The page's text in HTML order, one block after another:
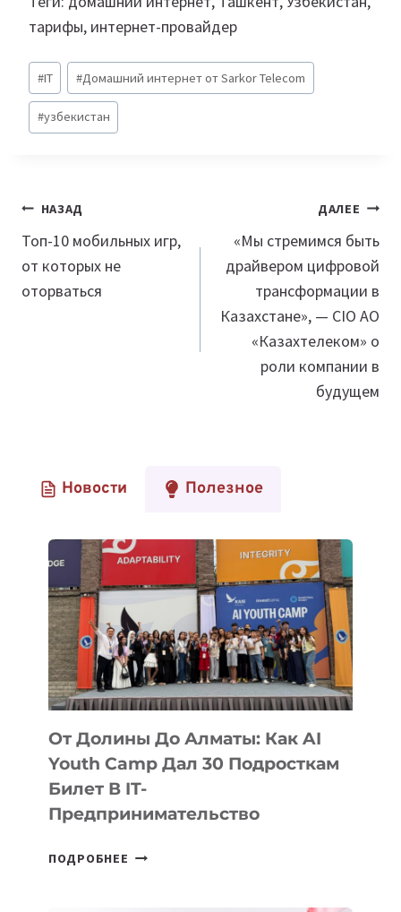
тарифы, интернет-провайдер
Метки
записи:
#IT #Домашний интернет от Sarkor Telecom
#узбекистан
Навигация
по
записям
НАЗАД
Топ-10 мобильных игр,
от которых не
оторваться
ДАЛЕЕ
«Мы стремимся быть
драйвером цифровой
трансформации в
Казахстане», — CIO АО
«Казахтелеком» о
роли компании в
будущем
Новости Полезное
От Долины До Алматы: Как AI
Youth Camp Дал 30 Подросткам
Билет В IT-
Предпринимательство
ПОДРОБНЕЕ ОТ